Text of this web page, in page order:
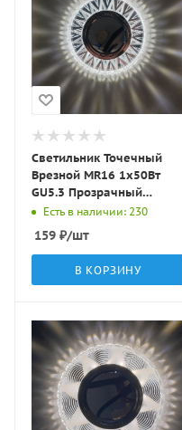
Светильник Точечный
Врезной MR16 1х50Вт
GU5.3 Прозрачный
D90х10мм IP20 D0004L-
11 LBT
Есть в наличии: 230
159 ₽/шт
В КОРЗИНУ